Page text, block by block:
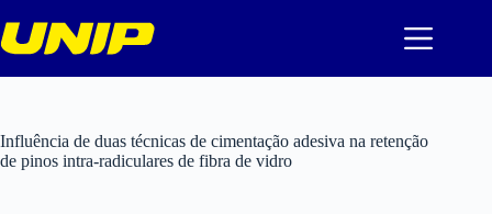
para
o
Influência de duas técnicas de cimentação adesiva na retenção
de pinos intra-radiculares de fibra de vidro